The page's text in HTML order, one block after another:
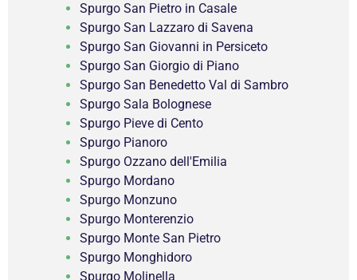
Spurgo San Pietro in Casale
Spurgo San Lazzaro di Savena
Spurgo San Giovanni in Persiceto
Spurgo San Giorgio di Piano
Spurgo San Benedetto Val di Sambro
Spurgo Sala Bolognese
Spurgo Pieve di Cento
Spurgo Pianoro
Spurgo Ozzano dell'Emilia
Spurgo Mordano
Spurgo Monzuno
Spurgo Monterenzio
Spurgo Monte San Pietro
Spurgo Monghidoro
Spurgo Molinella